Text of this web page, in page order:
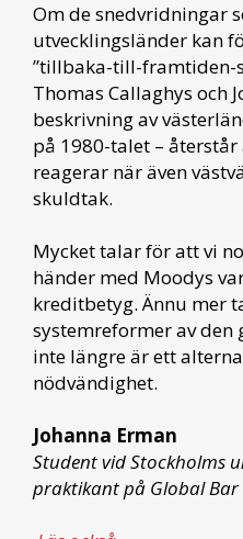
Om de snedvridningar
utvecklingsländer kan
”tillbaka-till-framtiden-
Thomas Callaghys och
beskrivning av
på 1980-talet –
reagerar när även
skuldtak.
Mycket talar för att vi
händer med Moodys
kreditbetyg. Ännu mer
systemreformer av
inte längre är ett
nödvändighet.
Johanna Erman
Student vid Stockholms
praktikant på Global Bar